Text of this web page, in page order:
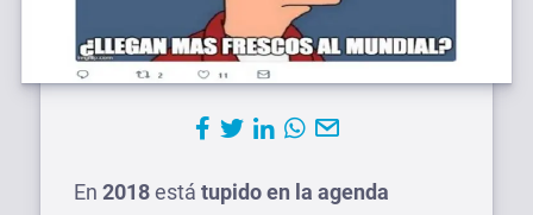
En 2018está tupido en la agenda